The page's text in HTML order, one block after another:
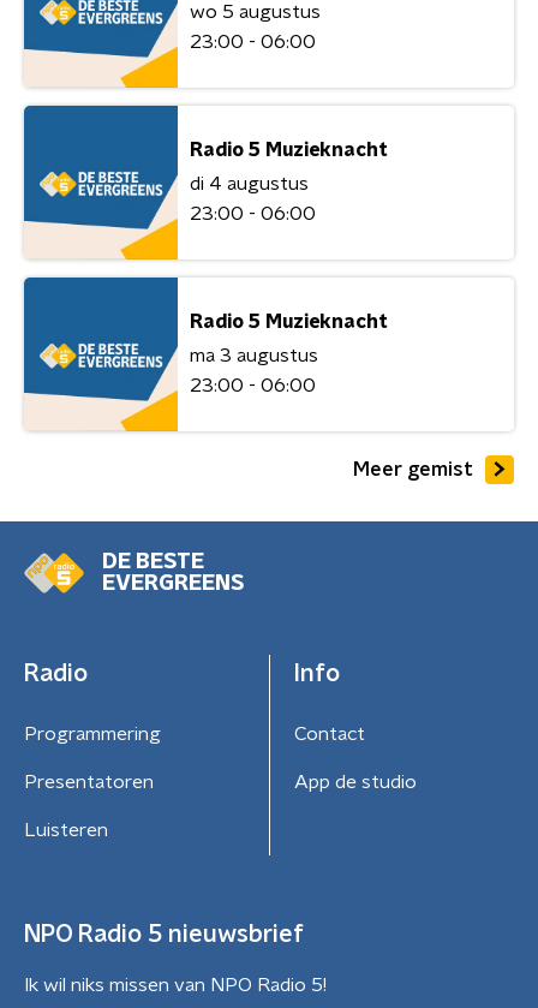
wo 5 augustus
23:00 - 06:00
Radio 5 Muzieknacht
di 4 augustus
23:00 - 06:00
Radio 5 Muzieknacht
ma 3 augustus
23:00 - 06:00
Meer gemist
DE BESTE
EVERGREENS
Radio
Programmering
Presentatoren
Luisteren
Info
Contact
App de studio
NPO Radio 5 nieuwsbrief
Ik wil niks missen van NPO Radio 5!